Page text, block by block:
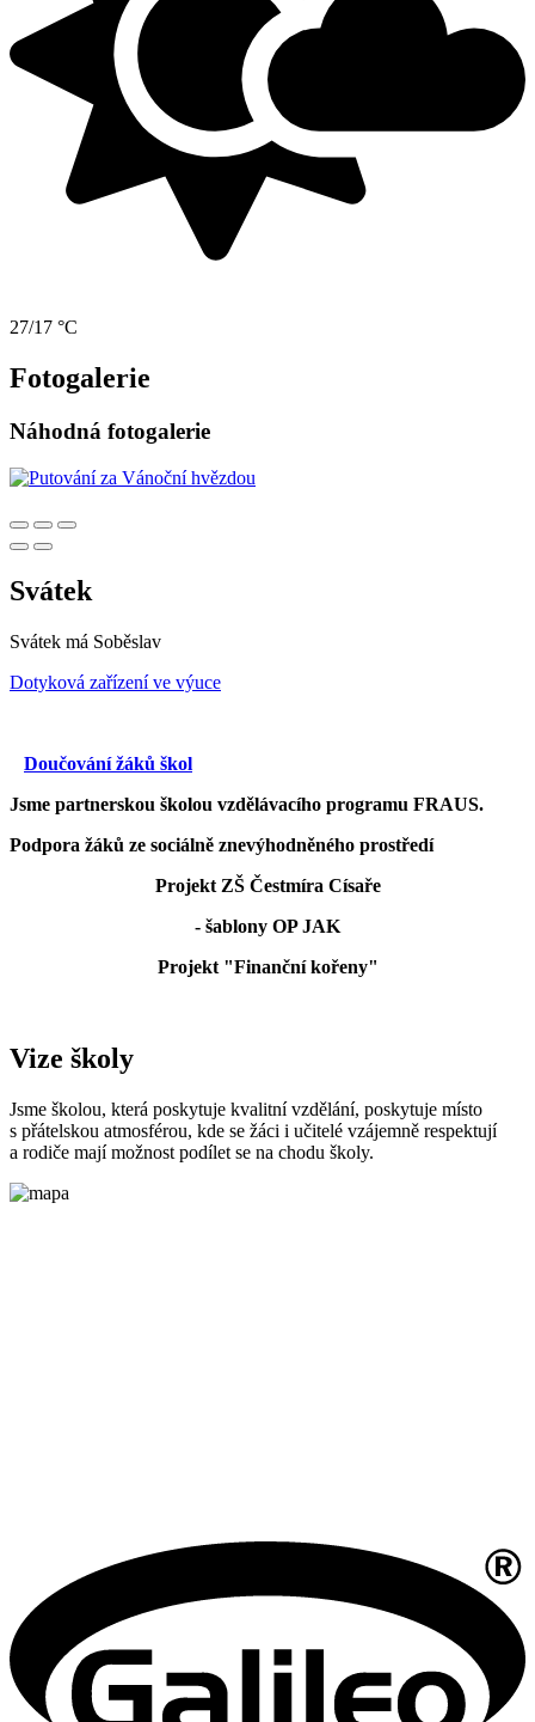
27/17 °C
Fotogalerie
Náhodná fotogalerie
Svátek
Svátek má Soběslav
Dotyková zařízení ve výuce
Doučování žáků škol
Jsme partnerskou školou vzdělávacího programu FRAUS.
Podpora žáků ze sociálně znevýhodněného prostředí
Projekt ZŠ Čestmíra Císaře
- šablony OP JAK
Projekt "Finanční kořeny"
Vize školy
Jsme školou, která poskytuje kvalitní vzdělání, poskytuje místo
s přátelskou atmosférou, kde se žáci i učitelé vzájemně respektují
a rodiče mají možnost podílet se na chodu školy.